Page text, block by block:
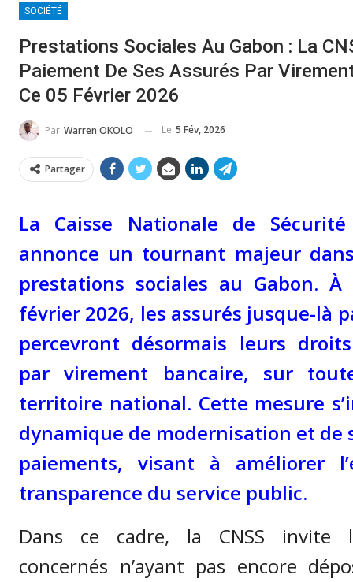
SOCIÉTÉ
Prestations Sociales Au Gabon : La
Paiement De Ses Assurés Par
Ce 05 Février 2026
Par Warren OKOLO Le 5 Fév, 2026
Partager
La Caisse Nationale de Sécurité
annonce un tournant majeur
prestations sociales au Gabon.
février 2026, les assurés jusque-là
percevront désormais leurs
par virement bancaire, sur
territoire national. Cette mesure
dynamique de modernisation et de
paiements, visant à améliorer
transparence du service public.
Dans ce cadre, la CNSS invite
concernés n’ayant pas encore